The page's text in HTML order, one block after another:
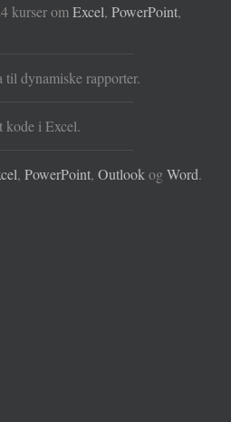
kurser omExcel, PowerPoint,
til dynamiske rapporter.
kode i Excel.
, PowerPoint, OutlookogWord.